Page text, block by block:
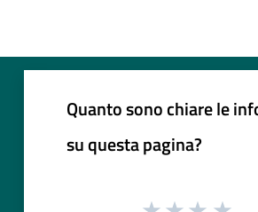
Quanto sono chiare le
su questa pagina?